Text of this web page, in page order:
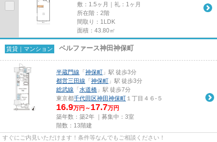
敷：1.5ヶ月｜礼：1ヶ月
所在階：2階
間取り：1LDK
面積：43.80㎡
賃貸｜マンション ベルファース神田神保町
半蔵門線 「 神保町 」駅 徒歩3分
都営三田線 「 神保町 」駅 徒歩3分
総武線 「 水道橋 」駅 徒歩7分
東京都千代田区神田神保町 １丁目４６-５
16.9万円～ 17.7万円
築年数：築2年 ｜募集中： 3室
階数：13階建
すぐにご内見いただけます！条件等なんでもご相談ください！